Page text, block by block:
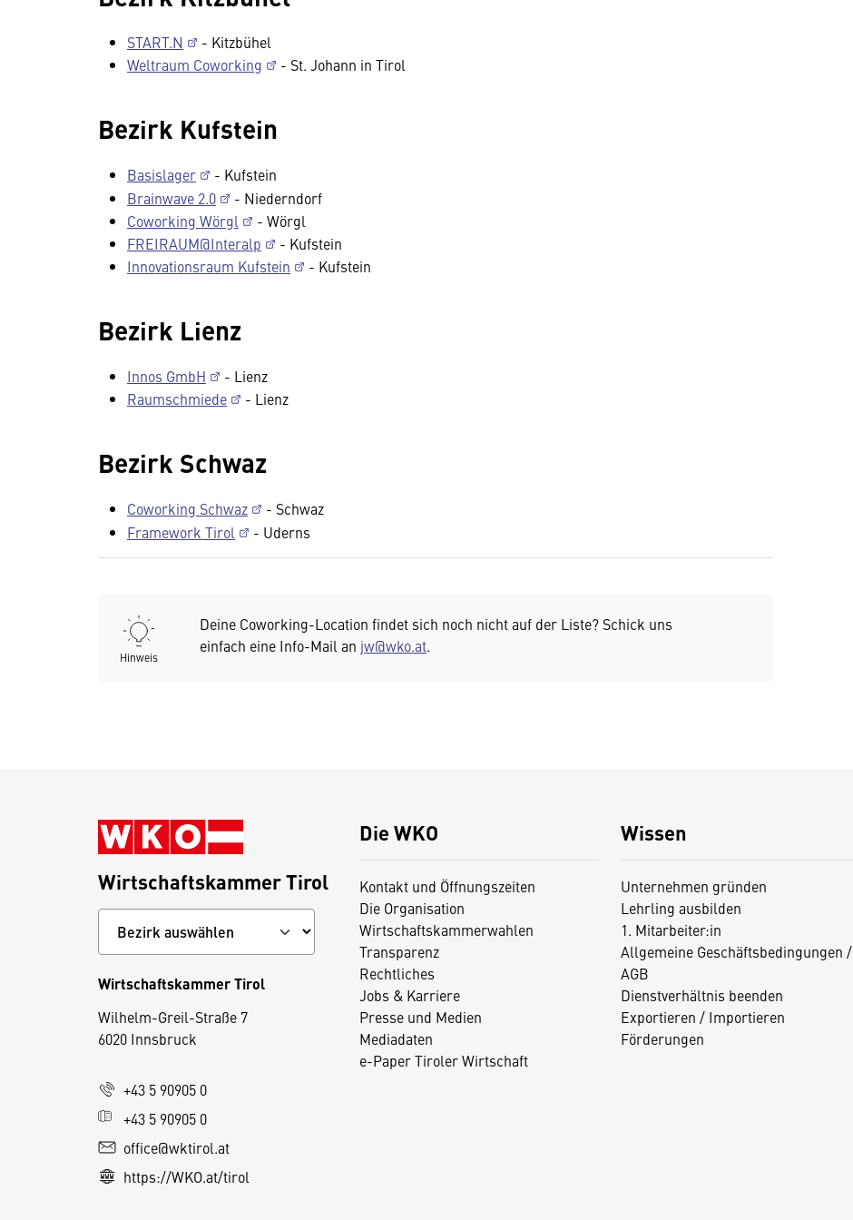
START.N
- Kitzbühel
Weltraum Coworking
- St. Johann in Tirol
Bezirk Kufstein
Basislager
- Kufstein
Brainwave 2.0
- Niederndorf
Coworking Wörgl
- Wörgl
FREIRAUM@Interalp
- Kufstein
Innovationsraum Kufstein
- Kufstein
Bezirk Lienz
Innos GmbH
- Lienz
Raumschmiede
- Lienz
Bezirk Schwaz
Coworking Schwaz
- Schwaz
Framework Tirol
- Uderns
Hinweis
Deine Coworking-Location findet sich noch nicht auf der Liste? Schick uns
einfach eine Info-Mail an jw@wko.at.
Die WKO
Kontakt und Öffnungszeiten
Die Organisation
Wirtschaftskammerwahlen
Transparenz
Rechtliches
Jobs & Karriere
Presse und Medien
Mediadaten
e-Paper Tiroler Wirtschaft
Wissen
Unternehmen gründen
Lehrling ausbilden
1. Mitarbeiter:in
Allgemeine Geschäftsbedingungen /
AGB
Dienstverhältnis beenden
Exportieren / Importieren
Förderungen
Wirtschaftskammer Tirol
Wirtschaftskammer Tirol
Wilhelm-Greil-Straße 7
6020 Innsbruck
+43 5 90905 0
+43 5 90905 0
office@wktirol.at
https://WKO.at/tirol